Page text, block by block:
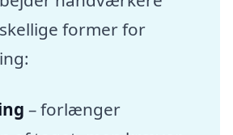
former for
– forlænger